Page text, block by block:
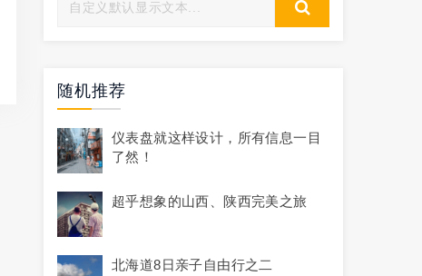
随机推荐
仪表盘就这样设计，所有信息一目
了然！
超乎想象的山西、陕西完美之旅
北海道8日亲子自由行之二